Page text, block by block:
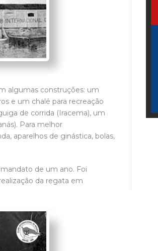
algumas construções: um
e um chalé para recreação
de corrida (Iracema), um
Para melhor
aparelhos de ginástica, bolas,
de um ano. Foi
da regata em